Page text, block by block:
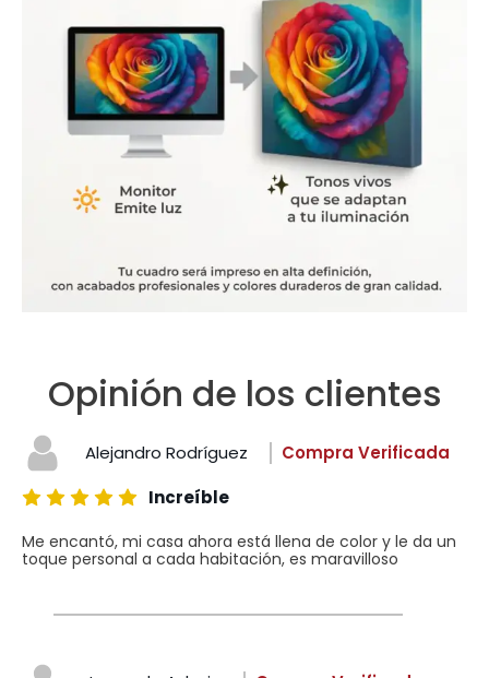
Opinión de los clientes
Alejandro Rodríguez
Compra Verificada
Increíble
Me encantó, mi casa ahora está llena de color y le da un
toque personal a cada habitación, es maravilloso